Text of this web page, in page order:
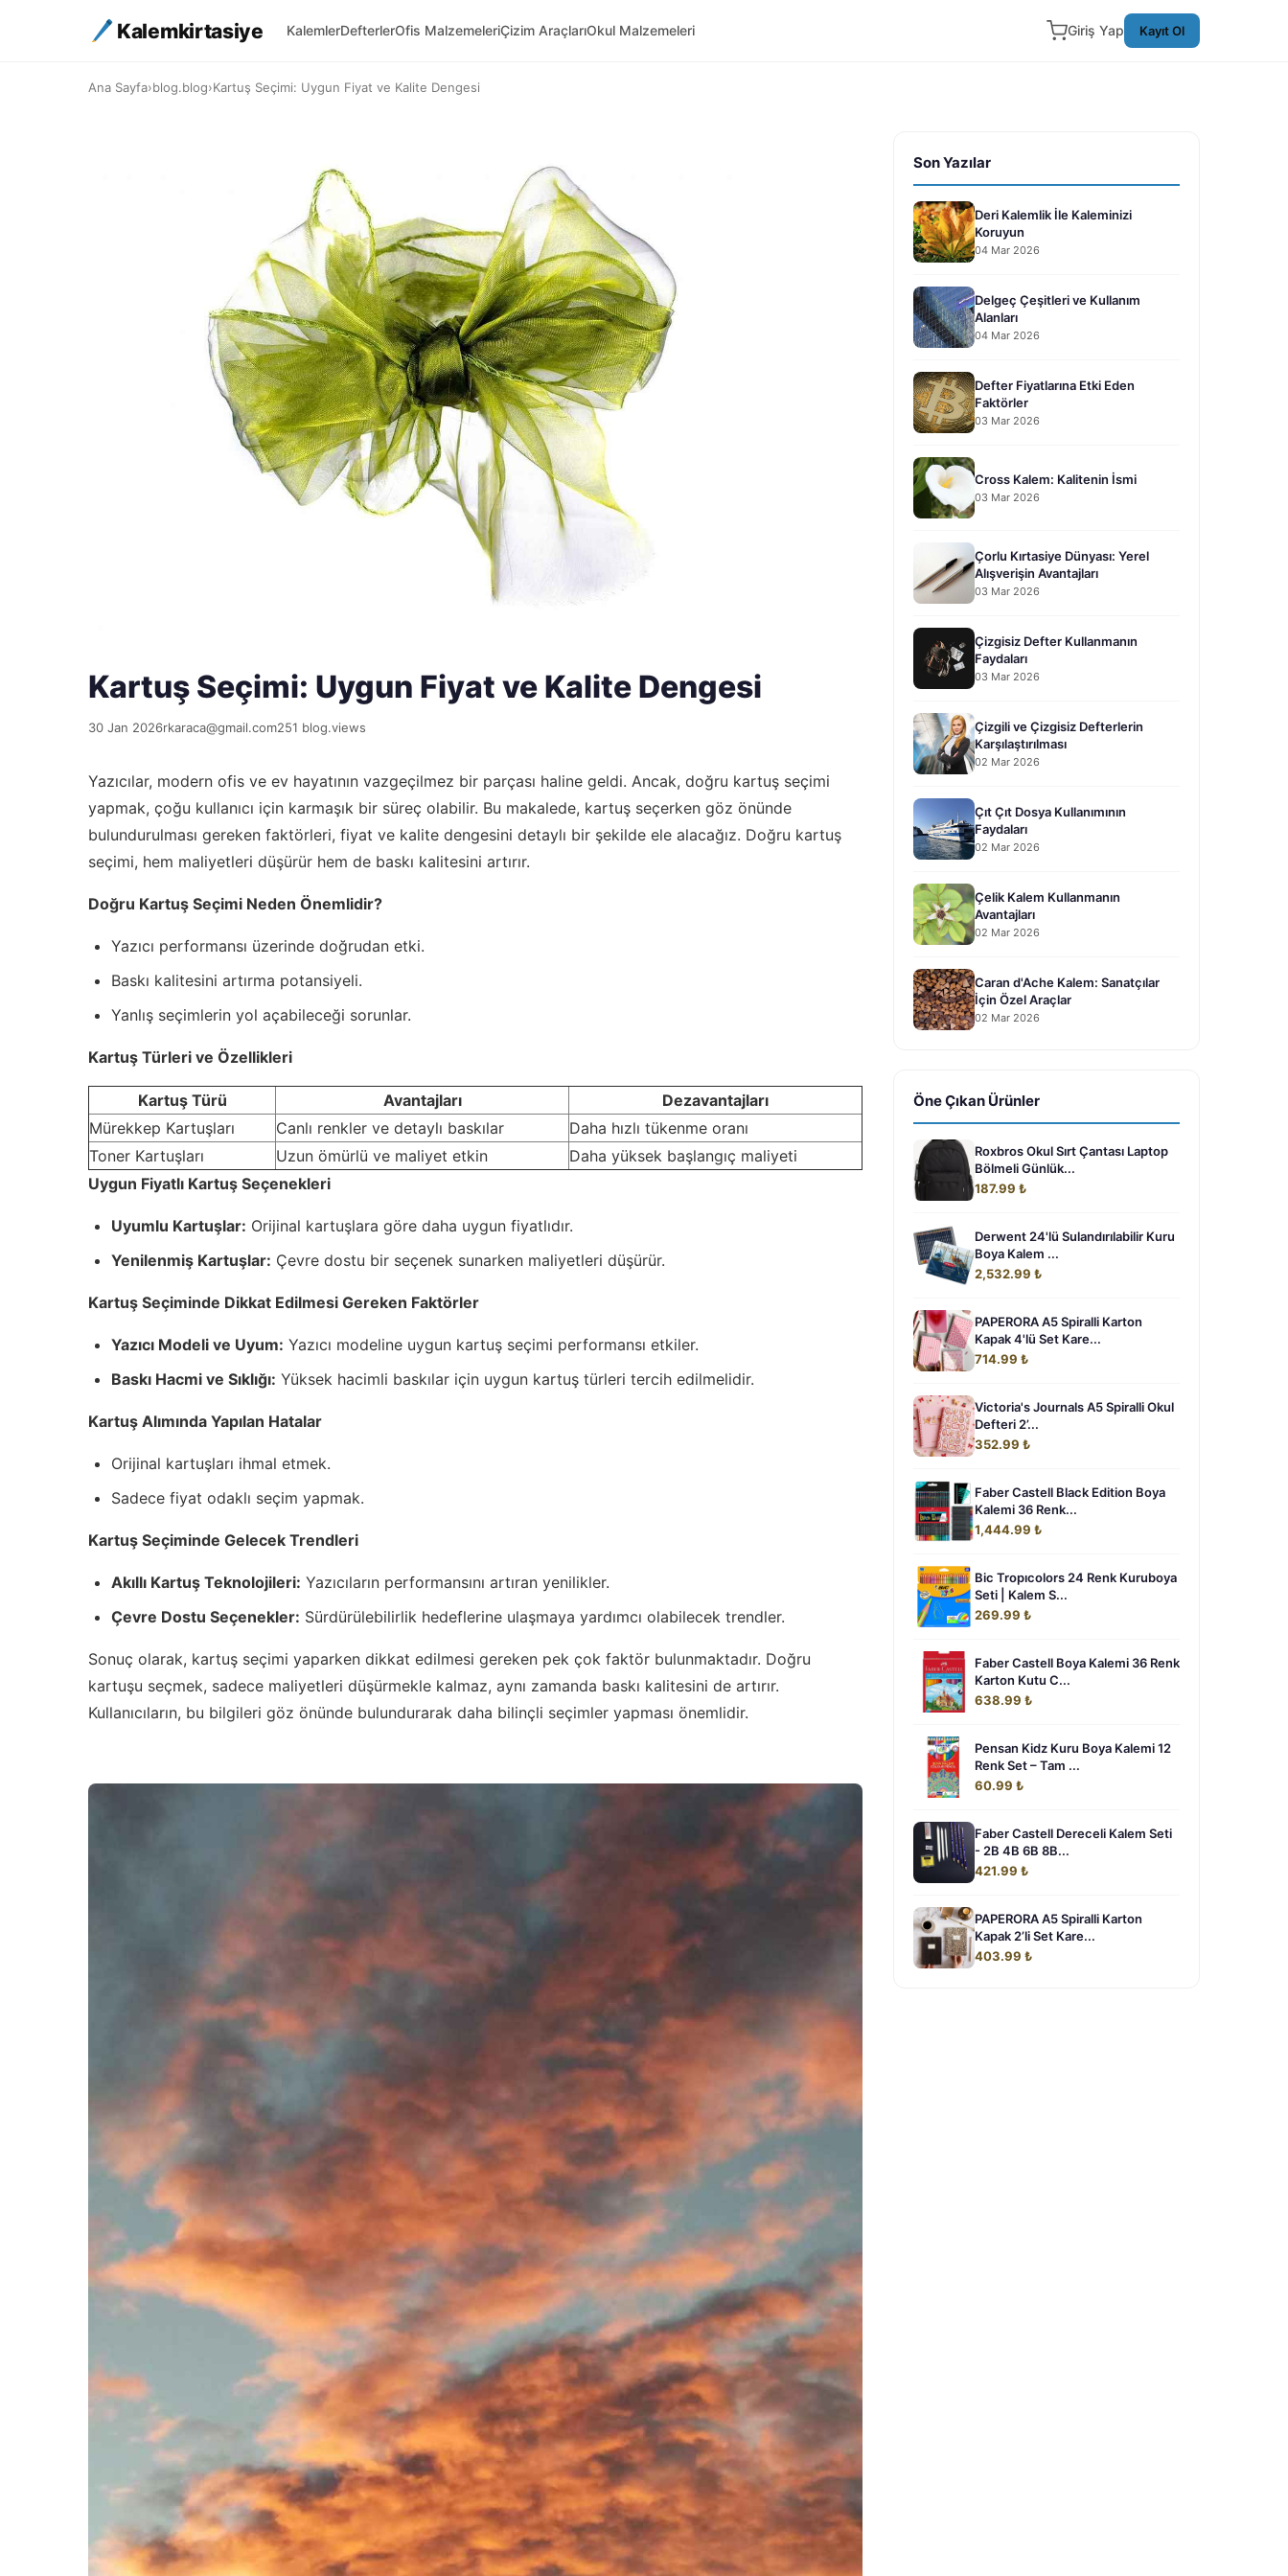
Kalemkirtasiye KalemlerDefterlerOfis MalzemeleriÇizim AraçlarıOkul Malzemeleri Giriş Yap Kayıt Ol
Ana Sayfa›blog.blog›Kartuş Seçimi: Uygun Fiyat ve Kalite Dengesi
Kartuş Seçimi: Uygun Fiyat ve Kalite Dengesi
30 Jan 2026rkaraca@gmail.com251 blog.views
Yazıcılar, modern ofis ve ev hayatının vazgeçilmez bir parçası haline geldi. Ancak, doğru kartuş seçimi
yapmak, çoğu kullanıcı için karmaşık bir süreç olabilir. Bu makalede, kartuş seçerken göz önünde
bulundurulması gereken faktörleri, fiyat ve kalite dengesini detaylı bir şekilde ele alacağız. Doğru kartuş
seçimi, hem maliyetleri düşürür hem de baskı kalitesini artırır.
Doğru Kartuş Seçimi Neden Önemlidir?
Yazıcı performansı üzerinde doğrudan etki.
Baskı kalitesini artırma potansiyeli.
Yanlış seçimlerin yol açabileceği sorunlar.
Kartuş Türleri ve Özellikleri
Kartuş Türü Avantajları
Dezavantajları
Mürekkep Kartuşları
Canlı renkler ve detaylı baskılar
Daha hızlı tükenme oranı
Toner Kartuşları
Uzun ömürlü ve maliyet etkin
Daha yüksek başlangıç maliyeti
Uygun Fiyatlı Kartuş Seçenekleri
Uyumlu Kartuşlar: Orijinal kartuşlara göre daha uygun fiyatlıdır.
Yenilenmiş Kartuşlar: Çevre dostu bir seçenek sunarken maliyetleri düşürür.
Kartuş Seçiminde Dikkat Edilmesi Gereken Faktörler
Yazıcı Modeli ve Uyum: Yazıcı modeline uygun kartuş seçimi performansı etkiler.
Baskı Hacmi ve Sıklığı: Yüksek hacimli baskılar için uygun kartuş türleri tercih edilmelidir.
Kartuş Alımında Yapılan Hatalar
Orijinal kartuşları ihmal etmek.
Sadece fiyat odaklı seçim yapmak.
Kartuş Seçiminde Gelecek Trendleri
Akıllı Kartuş Teknolojileri: Yazıcıların performansını artıran yenilikler.
Çevre Dostu Seçenekler: Sürdürülebilirlik hedeflerine ulaşmaya yardımcı olabilecek trendler.
Sonuç olarak, kartuş seçimi yaparken dikkat edilmesi gereken pek çok faktör bulunmaktadır. Doğru
kartuşu seçmek, sadece maliyetleri düşürmekle kalmaz, aynı zamanda baskı kalitesini de artırır.
Kullanıcıların, bu bilgileri göz önünde bulundurarak daha bilinçli seçimler yapması önemlidir.
Son Yazılar
Deri Kalemlik İle Kaleminizi
Koruyun
04 Mar 2026
Delgeç Çeşitleri ve Kullanım
Alanları
04 Mar 2026
Defter Fiyatlarına Etki Eden
Faktörler
03 Mar 2026
Cross Kalem: Kalitenin İsmi
03 Mar 2026
Çorlu Kırtasiye Dünyası: Yerel
Alışverişin Avantajları
03 Mar 2026
Çizgisiz Defter Kullanmanın
Faydaları
03 Mar 2026
Çizgili ve Çizgisiz Defterlerin
Karşılaştırılması
02 Mar 2026
Çıt Çıt Dosya Kullanımının
Faydaları
02 Mar 2026
Çelik Kalem Kullanmanın
Avantajları
02 Mar 2026
Caran d'Ache Kalem: Sanatçılar
İçin Özel Araçlar
02 Mar 2026
Öne Çıkan Ürünler
Roxbros Okul Sırt Çantası Laptop
Bölmeli Günlük...
187.99 ₺
Derwent 24'lü Sulandırılabilir Kuru
Boya Kalem ...
2,532.99 ₺
PAPERORA A5 Spiralli Karton
Kapak 4'lü Set Kare...
714.99 ₺
Victoria's Journals A5 Spiralli Okul
Defteri 2’...
352.99 ₺
Faber Castell Black Edition Boya
Kalemi 36 Renk...
1,444.99 ₺
Bic Tropıcolors 24 Renk Kuruboya
Seti | Kalem S...
269.99 ₺
Faber Castell Boya Kalemi 36 Renk
Karton Kutu C...
638.99 ₺
Pensan Kidz Kuru Boya Kalemi 12
Renk Set – Tam ...
60.99 ₺
Faber Castell Dereceli Kalem Seti
- 2B 4B 6B 8B...
421.99 ₺
PAPERORA A5 Spiralli Karton
Kapak 2’li Set Kare...
403.99 ₺